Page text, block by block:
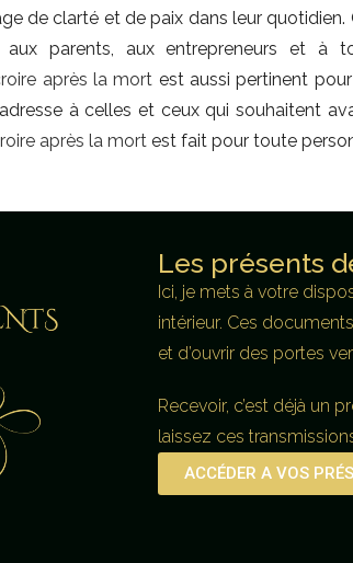
de clarté et de paix dans leur quotidien.
aux parents, aux entrepreneurs et
après la mort est aussi pertinent
à celles et ceux qui souhaitent
après la mort est fait pour toute
Les présents
Ici, je mets à votre
intérieur. Ces
et d’ouvrir des portes
Recevoir, c’est déjà un
laissez ces
ACCÉDER A VOS